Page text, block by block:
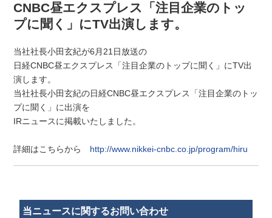
CNBC昼エクスプレス「注目企業のトッ
プに聞く」にTV出演します。
当社社長小田玄紀が6月21日放送の
日経CNBC昼エクスプレス「注目企業のトップに聞く」にTV出
演します。
当社社長小田玄紀の日経CNBC昼エクスプレス「注目企業のトッ
プに聞く」に出演を
IRニュースに掲載いたしました。
詳細はこちらから http://www.nikkei-cnbc.co.jp/program/hiru
当ニュースに関するお問い合わせ